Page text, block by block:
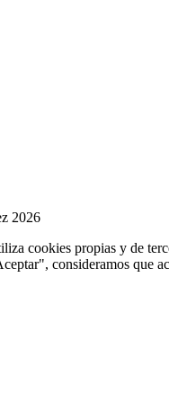
2026
cookies propias y de
consideramos que